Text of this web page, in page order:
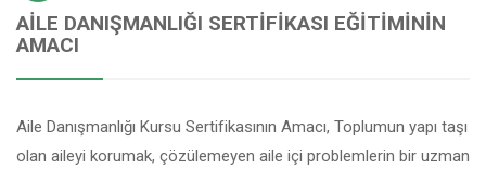
AILE DANIŞMANLIĞI SERTIFIKASI EĞITIMININ
AMACI
Aile Danışmanlığı Kursu Sertifikasının Amacı, Toplumun yapı taşı
olan aileyi korumak, çözülemeyen aile içi problemlerin bir uzman